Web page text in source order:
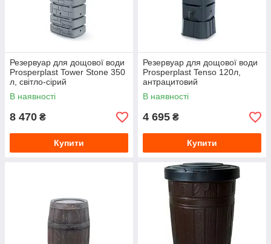
Резервуар для дощової води
Prosperplast Tower Stone 350
л, світло-сірий
В наявності
8 470 ₴
Купити
Резервуар для дощової води
Prosperplast Tenso 120л,
антрацитовий
В наявності
4 695 ₴
Купити